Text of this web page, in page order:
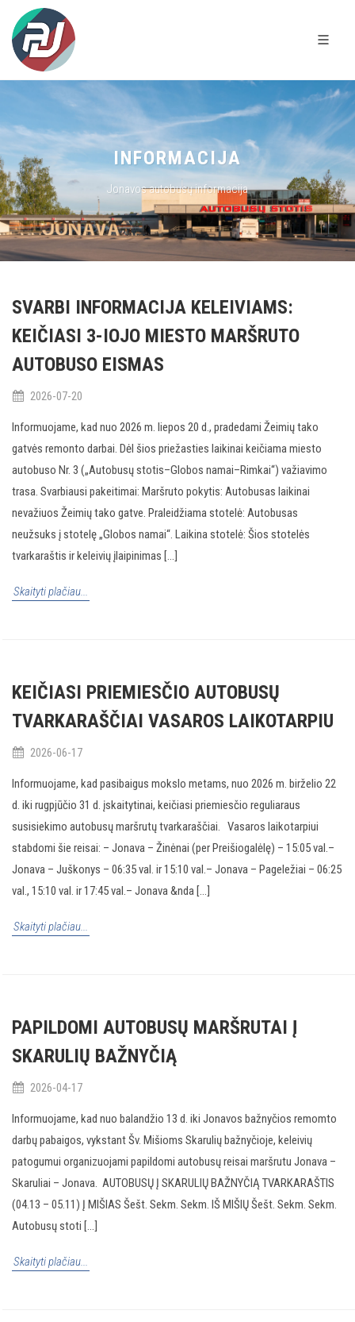
INFORMACIJA
Jonavos autobusų informacija
SVARBI INFORMACIJA KELEIVIAMS:
KEIČIASI 3-IOJO MIESTO MARŠRUTO
AUTOBUSO EISMAS
2026-07-20
Informuojame, kad nuo 2026 m. liepos 20 d., pradedami Žeimių tako
gatvės remonto darbai. Dėl šios priežasties laikinai keičiama miesto
autobuso Nr. 3 („Autobusų stotis–Globos namai–Rimkai“) važiavimo
trasa. Svarbiausi pakeitimai: Maršruto pokytis: Autobusas laikinai
nevažiuos Žeimių tako gatve. Praleidžiama stotelė: Autobusas
neužsuks į stotelę „Globos namai“. Laikina stotelė: Šios stotelės
tvarkaraštis ir keleivių įlaipinimas [...]
Skaityti plačiau...
KEIČIASI PRIEMIESČIO AUTOBUSŲ
TVARKARAŠČIAI VASAROS LAIKOTARPIU
2026-06-17
Informuojame, kad pasibaigus mokslo metams, nuo 2026 m. birželio 22
d. iki rugpjūčio 31 d. įskaitytinai, keičiasi priemiesčio reguliaraus
susisiekimo autobusų maršrutų tvarkaraščiai. Vasaros laikotarpiui
stabdomi šie reisai: – Jonava – Žinėnai (per Preišiogalėlę) – 15:05 val.–
Jonava – Juškonys – 06:35 val. ir 15:10 val.– Jonava – Pageležiai – 06:25
val., 15:10 val. ir 17:45 val.– Jonava &nda [...]
Skaityti plačiau...
PAPILDOMI AUTOBUSŲ MARŠRUTAI Į
SKARULIŲ BAŽNYČIĄ
2026-04-17
Informuojame, kad nuo balandžio 13 d. iki Jonavos bažnyčios remomto
darbų pabaigos, vykstant Šv. Mišioms Skarulių bažnyčioje, keleivių
patogumui organizuojami papildomi autobusų reisai maršrutu Jonava –
Skaruliai – Jonava. AUTOBUSŲ Į SKARULIŲ BAŽNYČIĄ TVARKARAŠTIS
(04.13 – 05.11) Į MIŠIAS Šešt. Sekm. Sekm. IŠ MIŠIŲ Šešt. Sekm. Sekm.
Autobusų stoti [...]
Skaityti plačiau...